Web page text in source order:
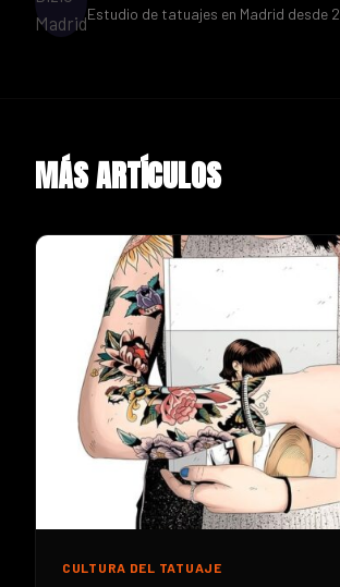
Estudio de tatuajes en Madrid desde
MÁS ARTÍCULOS
CULTURA DEL TATUAJE